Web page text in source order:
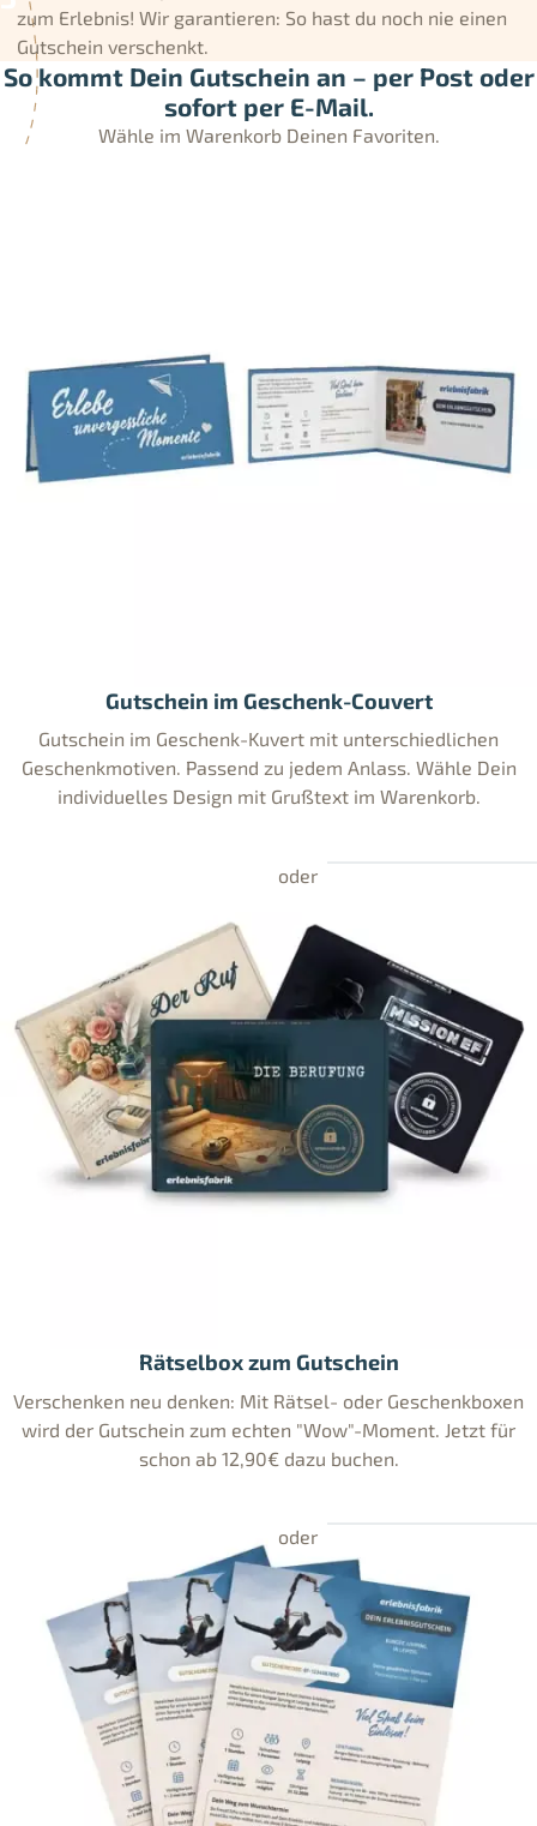
zum Erlebnis! Wir garantieren: So hast du noch nie einen
Gutschein verschenkt.
So kommt Dein Gutschein an – per Post oder
sofort per E-Mail.
Wähle im Warenkorb Deinen Favoriten.
Gutschein im Geschenk-Couvert
Gutschein im Geschenk-Kuvert mit unterschiedlichen
Geschenkmotiven. Passend zu jedem Anlass. Wähle Dein
individuelles Design mit Grußtext im Warenkorb.
Rätselbox zum Gutschein
Verschenken neu denken: Mit Rätsel- oder Geschenkboxen
wird der Gutschein zum echten "Wow"-Moment. Jetzt für
schon ab 12,90€ dazu buchen.